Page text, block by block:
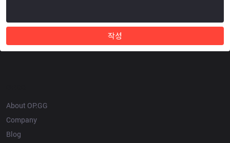
작성
About OP.GG
Company
Blog